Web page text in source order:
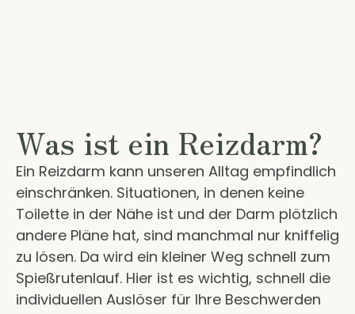
Was ist ein Reizdarm?
Ein Reizdarm kann unseren Alltag empfindlich
einschränken. Situationen, in denen keine
Toilette in der Nähe ist und der Darm plötzlich
andere Pläne hat, sind manchmal nur kniffelig
zu lösen. Da wird ein kleiner Weg schnell zum
Spießrutenlauf. Hier ist es wichtig, schnell die
individuellen Auslöser für Ihre Beschwerden